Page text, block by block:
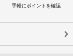
手軽にポイントを確認